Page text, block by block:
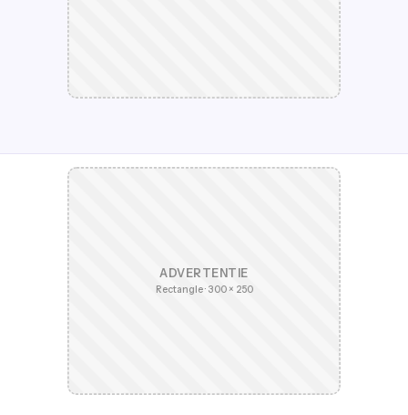
ADVERTENTIE
Rectangle · 300 × 250